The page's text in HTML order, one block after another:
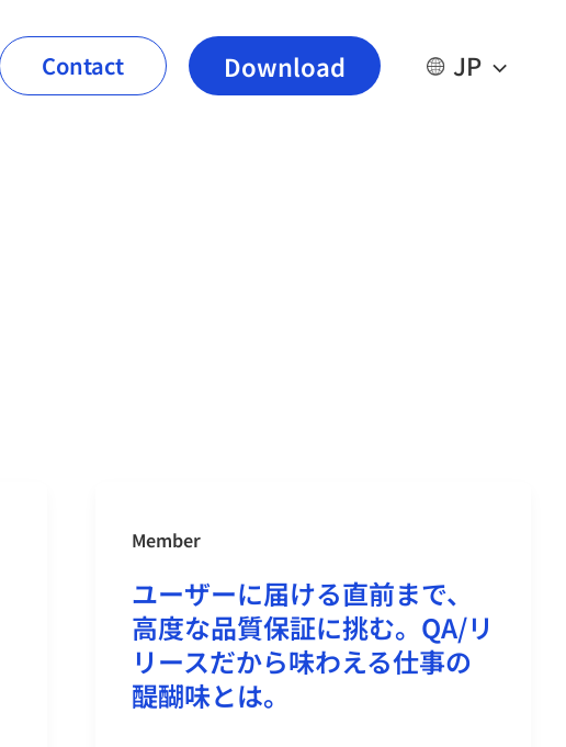
Contact Download JP
Member
ユーザーに届ける直前まで、
高度な品質保証に挑む。QA/リ
リースだから味わえる仕事の
醍醐味とは。